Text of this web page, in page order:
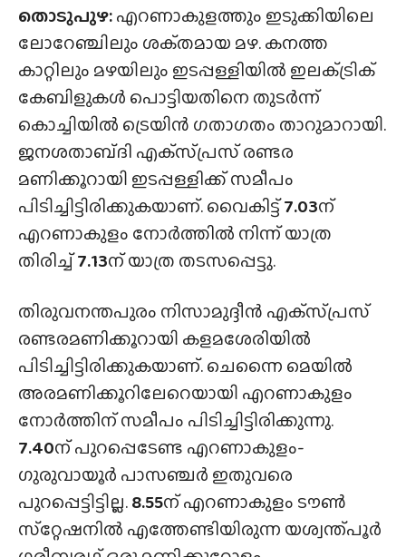
തൊടുപുഴ:എറണാകുളത്തും ഇടുക്കിയിലെ
ലോറേഞ്ചിലും ശക്‌തമായ മഴ. കനത്ത
കാറ്റിലും മഴയിലും ഇടപ്പള്ളിയിൽ ഇലക്‌ട്രിക്‌
കേബിളുകൾ പൊട്ടിയതിനെ തുടർന്ന്
കൊച്ചിയിൽ ട്രെയിൻ ഗതാഗതം താറുമാറായി.
ജനശതാബ്‌ദി എക്‌സ്‌പ്രസ് രണ്ടര
മണിക്കൂറായി ഇടപ്പള്ളിക്ക് സമീപം
പിടിച്ചിട്ടിരിക്കുകയാണ്. വൈകിട്ട്7.03ന്
എറണാകുളം നോർത്തിൽ നിന്ന് യാത്ര
തിരിച്ച്7.13ന് യാത്ര തടസപ്പെട്ടു.
തിരുവനന്തപുരം നിസാമുദ്ദീൻ എക്‌സ്‌പ്രസ്
രണ്ടരമണിക്കൂറായി കളമശേരിയിൽ
പിടിച്ചിട്ടിരിക്കുകയാണ്. ചെന്നൈ മെയിൽ
അരമണിക്കൂറിലേറെയായി എറണാകുളം
നോർത്തിന് സമീപം പിടിച്ചിട്ടിരിക്കുന്നു.
7.40ന് പുറപ്പെടേണ്ട എറണാകുളം-
ഗുരുവായൂർ പാസഞ്ചർ ഇതുവരെ
പുറപ്പെട്ടിട്ടില്ല.8.55ന് എറണാകുളം ടൗൺ
സ്‌റ്റേഷനിൽ എത്തേണ്ടിയിരുന്ന യശ്വന്ത്പൂർ